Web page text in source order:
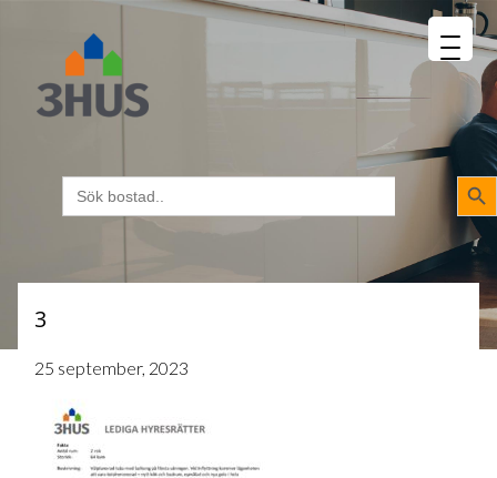
Sök
efter:
3
25 september, 2023
MENU